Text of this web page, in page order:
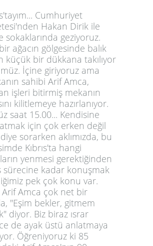
Cumhuriyet
Hakan Dirik ile
sokaklarında geziyoruz.
ağacın gölgesinde balık
küçük bir dükkana takılıyor
İçine giriyoruz ama
sahibi Arif Amca,
işleri bitirmiş mekanın
kilitlemeye hazırlanıyor.
saat 15.00... Kendisine
için çok erken değil
sorarken aklımızda, bu
Kıbrıs'ta hangi
yenmesi gerektiğinden
sürecine kadar konuşmak
pek çok konu var.
Arif Amca çok net bir
"Eşim bekler, gitmem
diyor. Biz biraz ısrar
de ayak üstü anlatmaya
Öğreniyoruz ki 85